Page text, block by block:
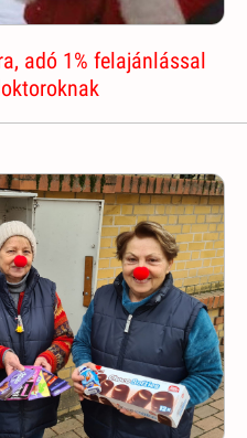
adó 1% felajánlással